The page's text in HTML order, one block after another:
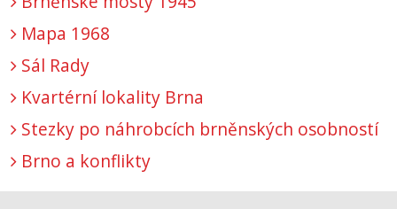
Mapa 1968
Sál Rady
Kvartérní lokality Brna
Stezky po náhrobcích brněnských osobností
Brno a konflikty